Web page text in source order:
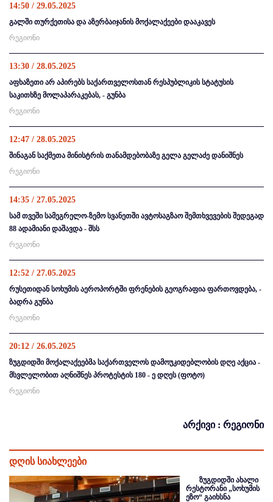
14:50 / 29.05.2025
გალში თურქეთისა და აზერბაიჯანის მოქალაქეები დააკავეს
რეგიონი
13:30 / 28.05.2025
აფხაზეთი არ აპირებს საქართველოსთან რესპუბლიკის სტატუსის
საკითხზე მოლაპარაკებას, - გუნბა
რეგიონი
12:47 / 28.05.2025
შინაგან საქმეთა მინისტრის თანამდებობაზე გელა გელაძე დანიშნეს
რეგიონი
14:35 / 27.05.2025
სამ თვეში სამეგრელო-ზემო სვანეთში ავტოსაგზაო შემთხვევების შედეგად
88 ადამიანი დაშავდა - შსს
რეგიონი
12:52 / 27.05.2025
რუსეთიდან სოხუმის აეროპორტში ფრენების გეოგრაფია ფართოვდება, -
ბადრა გუნბა
რეგიონი
20:12 / 26.05.2025
ზუგდიდში მოქალაქეებმა საქართველოს დამოუკიდებლობის დღე აქცია -
მსვლელობით აღნიშნეს პროტესტის 180 - ე დღეს (ფოტო)
რეგიონი
არქივი : რეგიონი
დღის სიახლეები
ზუგდიდში ახალი
რესტორანი „სოხუმის
ეზო“ გაიხსნა